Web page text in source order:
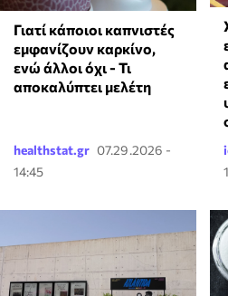
Γιατί κάποιοι καπνιστές
εμφανίζουν καρκίνο,
ενώ άλλοι όχι - Τι
αποκαλύπτει μελέτη
healthstat.gr 07.29.2026 -
14:45